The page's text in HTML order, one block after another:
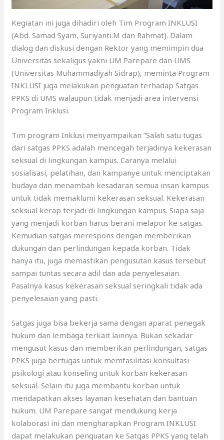
Kegiatan ini juga dihadiri oleh Tim Program INKLUSI
(Abd. Samad Syam, Suriyanti.M dan Rahmat). Dalam
dialog dan diskusi dengan Rektor yang memimpin dua
Universitas sekaligus yakni UM Parepare dan UMS
(Universitas Muhammadiyah Sidrap), meminta Program
INKLUSI juga melakukan penguatan terhadap Satgas
PPKS di UMS walaupun tidak menjadi area intervensi
Program Inklusi.
Tim program Inklusi menyampaikan ”Salah satu tugas
dari satgas PPKS adalah mencegah terjadinya kekerasan
seksual di lingkungan kampus. Caranya melalui
sosialisasi, pelatihan, dan kampanye untuk menciptakan
budaya dan menambah kesadaran semua insan kampus
untuk tidak memaklumi kekerasan seksual. Kekerasan
seksual kerap terjadi di lingkungan kampus. Siapa saja
yang menjadi korban harus berani melapor ke satgas.
Kemudian satgas merespons dengan memberikan
dukungan dan perlindungan kepada korban. Tidak
hanya itu, juga memastikan pengusutan kasus tersebut
sampai tuntas secara adil dan ada penyelesaian.
Pasalnya kasus kekerasan seksual seringkali tidak ada
penyelesaian yang pasti.
Satgas juga bisa bekerja sama dengan aparat penegak
hukum dan lembaga terkait lainnya. Bukan sekadar
mengusut kasus dan memberikan perlindungan, satgas
PPKS juga bertugas untuk memfasilitasi konsultasi
psikologi atau konseling untuk korban kekerasan
seksual. Selain itu juga membantu korban untuk
mendapatkan akses layanan kesehatan dan bantuan
hukum. UM Parepare sangat mendukung kerja
kolaborasi ini dan mengharapkan Program INKLUSI
dapat melakukan penguatan ke Satgas PPKS yang telah